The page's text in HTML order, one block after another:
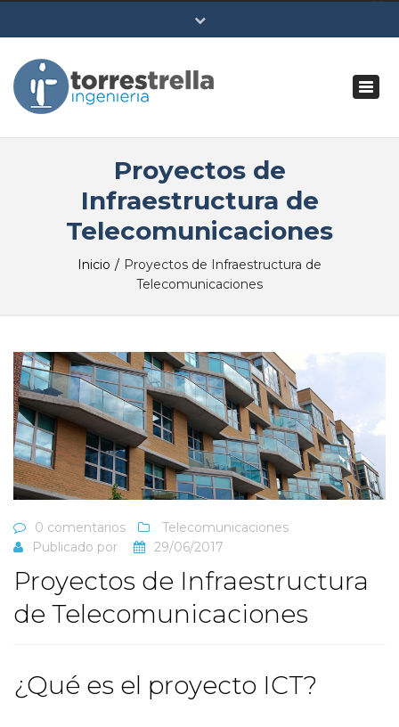
Lun - Vie: 10:00 - 18:00
Acceso
Proyectos de
Infraestructura de
Telecomunicaciones
Inicio
Proyectos de Infraestructura de
Telecomunicaciones
0 comentarios
Telecomunicaciones
Publicado por
29/06/2017
Proyectos de Infraestructura
de Telecomunicaciones
¿Qué es el proyecto ICT?